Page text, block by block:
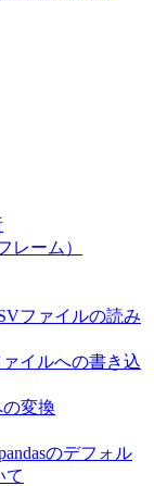
レーム）
ファイルの読み
イルへの書き込
の変換
のデフォル
て